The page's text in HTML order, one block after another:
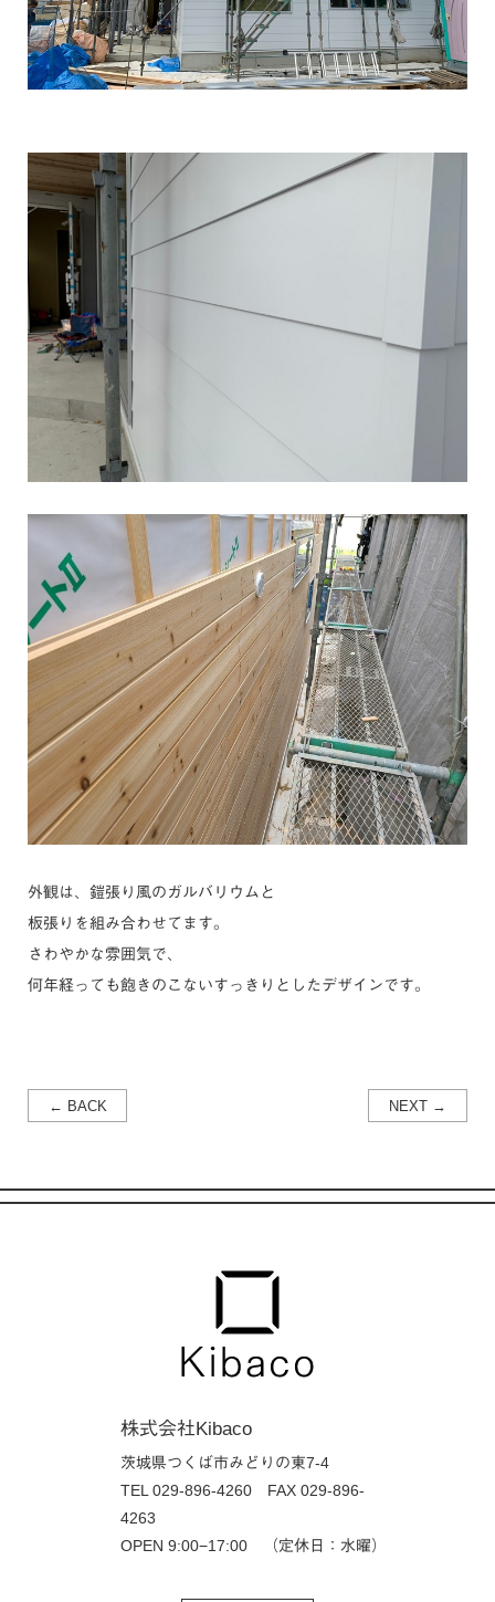
外観は、鎧張り風のガルバリウムと
板張りを組み合わせてます。
さわやかな雰囲気で、
何年経っても飽きのこないすっきりとしたデザインです。
← BACK NEXT →
株式会社Kibaco
茨城県つくば市みどりの東7-4
TEL 029-896-4260 FAX 029-896-
4263
OPEN 9:00−17:00 （定休日：水曜）